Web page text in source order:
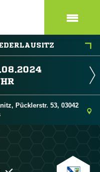
Pücklerstr. 53, 03042